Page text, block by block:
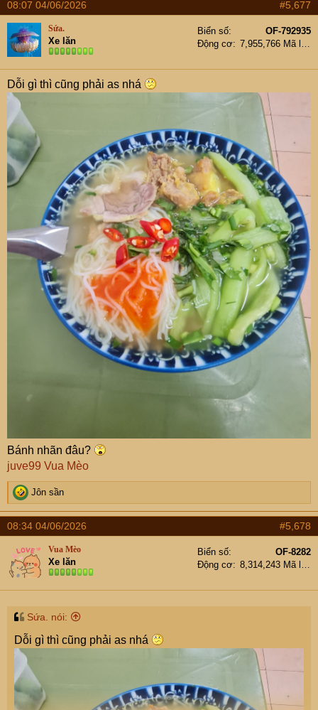
08:07 04/06/2026 #5,677
Sứa.
Xe lăn
Biển số
OF-792935
Động cơ
Dỗi gì thì cũng phải as nhá
Bánh nhãn đâu?
juve99 Vua Mèo
R
e
a
c
i
o
s
Jôn sần
08:34 04/06/2026 #5,678
Vua Mèo
Xe lăn
Biển số
OF-8282
Động cơ
8,314,243 Mã lực
Sứa. nói:
Dỗi gì thì cũng phải as nhá